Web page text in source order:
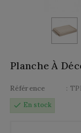
Planche À
Référence
:
check En stock